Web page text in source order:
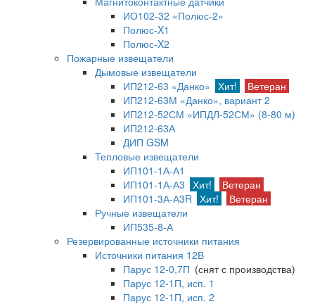
ИО102-32 «Полюс-2»
Полюс-X1
Полюс-X2
Пожарные извещатели
Дымовые извещатели
ИП212-63 «Данко» Хит!
Ветеран
ИП212-63М «Данко», вариант 2
ИП212-52СМ «ИПДЛ-52СМ» (8-80 м)
ИП212-63А
ДИП GSM
Тепловые извещатели
ИП101-1А-А1
ИП101-1А-А3 Хит!
Ветеран
ИП101-3А-А3R Хит!
Ветеран
Ручные извещатели
ИП535-8-А
Резервированные источники питания
Источники питания 12В
Парус 12-0,7П (снят с производства)
Парус 12-1П, исп. 1
Парус 12-1П, исп. 2